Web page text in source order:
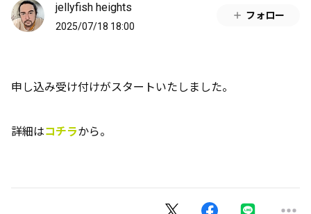
jellyfish heights
2025/07/18 18:00
フォロー
申し込み受け付けがスタートいたしました。
詳細はコチラから。